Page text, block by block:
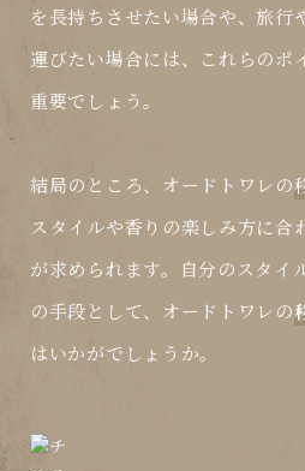
を長持ちさせたい場合や、旅行
運びたい場合には、これらのポ
重要でしょう。
結局のところ、オードトワレの
スタイルや香りの楽しみ方に合
が求められます。自分のスタイ
の手段として、オードトワレの
はいかがでしょうか。